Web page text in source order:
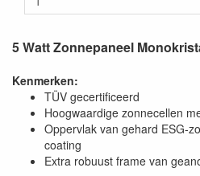
5 Watt Zonnepaneel
Kenmerken:
TÜV gecertificeerd
Hoogwaardige zonnecellen
Oppervlak van gehard ESG-
coating
Extra robuust frame van